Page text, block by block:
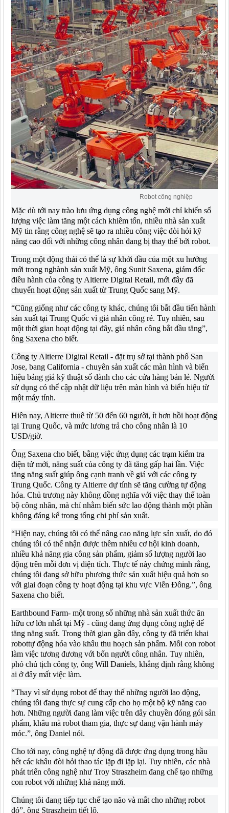
Robot công nghiệp
Mặc dù tới nay trào lưu ứng dụng công nghệ mới chỉ khiến số
lượng việc làm tăng một cách khiêm tốn, nhiều nhà sản xuất
Mỹ tin rằng công nghệ sẽ tạo ra nhiều công việc đòi hỏi kỹ
năng cao đối với những công nhân đang bị thay thế bởi robot.
Trong một động thái có thể là sự khởi đầu của một xu hướng
mới trong nghành sản xuất Mỹ, ông Sunit Saxena, giám đốc
điều hành của công ty Altierre Digital Retail, mới đây đã
chuyển hoạt động sản xuất từ Trung Quốc sang Mỹ.
“Cũng giống như các công ty khác, chúng tôi bắt đầu tiến hành
sản xuất tại Trung Quốc vì giá nhân công rẻ. Tuy nhiên, sau
một thời gian hoạt động tại đây, giá nhân công bắt đầu tăng”,
ông Saxena cho biết.
Công ty Altierre Digital Retail - đặt trụ sở tại thành phố San
Jose, bang California - chuyên sản xuất các màn hình và biển
hiệu bảng giá kỹ thuật số dành cho các cửa hàng bán lẻ. Người
sử dụng có thể cập nhật dữ liệu trên màn hình và biển hiệu từ
một máy tính.
Hiên nay, Altierre thuê từ 50 đến 60 người, ít hơn hồi hoạt động
tại Trung Quốc, và mức lương trả cho công nhân là 10
USD/giờ.
Ông Saxena cho biết, bằng việc ứng dụng các trạm kiểm tra
điện tử mới, năng suất của công ty đã tăng gấp hai lần. Việc
tăng năng suất giúp ông cạnh tranh về giá với các công ty
Trung Quốc. Công ty Altierre dự tính sẽ tăng cường tự động
hóa. Chủ trương này không đồng nghĩa với việc thay thế toàn
bộ công nhân, mà chỉ nhằm biến sức lao động thành một phần
không đáng kể trong tổng chi phí sản xuất.
“Hiện nay, chúng tôi có thể nâng cao năng lực sản xuất, do đó
chúng tôi có thể nhận được thêm nhiều cơ hội kinh doanh,
nhiều khả năng gia công sản phẩm, giảm số lượng người lao
động trên mỗi đơn vị diện tích. Thực tế này chứng minh rằng,
chúng tôi đang sở hữu phương thức sản xuất hiệu quả hơn so
với giai đoạn công ty hoạt động tại khu vực Viễn Đông.”, ông
Saxena cho biết.
Earthbound Farm- một trong số những nhà sản xuất thức ăn
hữu cơ lớn nhất tại Mỹ - cũng đang ứng dụng công nghệ để
tăng năng suất. Trong thời gian gần đây, công ty đã triển khai
robottự động hóa vào khâu thu hoạch sản phẩm. Mỗi con robot
làm việc tương đương với bốn người công nhân. Tuy nhiên,
phó chủ tịch công ty, ông Will Daniels, khẳng định rằng không
ai ở đây mất việc làm.
“Thay vì sử dụng robot để thay thế những người lao động,
chúng tôi đang thực sự cung cấp cho họ một bộ kỹ năng cao
hơn. Những người đang làm việc trên dây chuyền đóng gói sản
phẩm, khâu mà robot tham gia, thực sự đang vận hành máy
móc.”, ông Daniel nói.
Cho tới nay, công nghệ tự động đã được ứng dụng trong hầu
hết các khâu đòi hỏi thao tác lặp đi lặp lại. Tuy nhiên, các nhà
phát triển công nghệ như Troy Straszheim đang chế tạo những
con robot với những khả năng mới.
Chúng tôi đang tiếp tục chế tạo não và mắt cho những robot
đó”, ông Straszheim tiết lộ.